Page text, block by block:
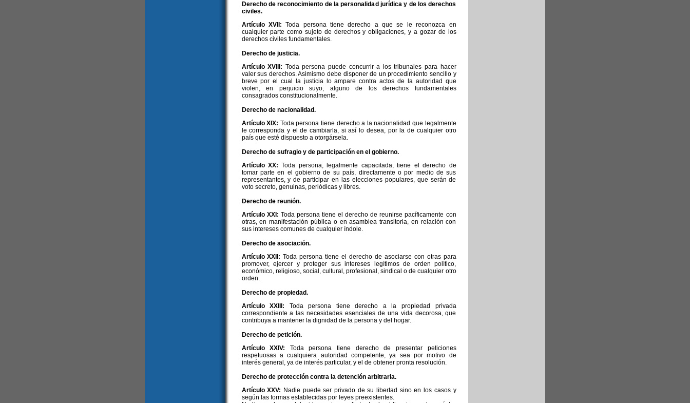
Derecho de reconocimiento de la personalidad jurídica y de los derechos
civiles.
Artículo XVII:Toda persona tiene derecho a que se le reconozca en
cualquier parte como sujeto de derechos y obligaciones, y a gozar de los
derechos civiles fundamentales.
Derecho de justicia.
Artículo XVIII: Toda persona puede concurrir a los tribunales para hacer
valer sus derechos. Asimismo debe disponer de un procedimiento sencillo y
breve por el cual la justicia lo ampare contra actos de la autoridad que
violen, en perjuicio suyo, alguno de los derechos fundamentales
consagrados constitucionalmente.
Derecho de nacionalidad.
Artículo XIX: Toda persona tiene derecho a la nacionalidad que legalmente
le corresponda y el de cambiarla, si así lo desea, por la de cualquier otro
país que esté dispuesto a otorgársela.
Derecho de sufragio y de participación en el gobierno.
Artículo XX:Toda persona, legalmente capacitada, tiene el derecho de
tomar parte en el gobierno de su país, directamente o por medio de sus
representantes, y de participar en las elecciones populares, que serán de
voto secreto, genuinas, periódicas y libres.
Derecho de reunión.
Artículo XXI: Toda persona tiene el derecho de reunirse pacíficamente con
otras, en manifestación pública o en asamblea transitoria, en relación con
sus intereses comunes de cualquier índole.
Derecho de asociación.
Artículo XXII:Toda persona tiene el derecho de asociarse con otras para
promover, ejercer y proteger sus intereses legítimos de orden político,
económico, religioso, social, cultural, profesional, sindical o de cualquier otro
orden.
Derecho de propiedad.
Artículo XXIII: Toda persona tiene derecho a la propiedad privada
correspondiente a las necesidades esenciales de una vida decorosa, que
contribuya a mantener la dignidad de la persona y del hogar.
Derecho de petición.
Artículo XXIV: Toda persona tiene derecho de presentar peticiones
respetuosas a cualquiera autoridad competente, ya sea por motivo de
interés general, ya de interés particular, y el de obtener pronta resolución.
Derecho de protección contra la detención arbitraria.
Artículo XXV: Nadie puede ser privado de su libertad sino en los casos y
según las formas establecidas por leyes preexistentes.